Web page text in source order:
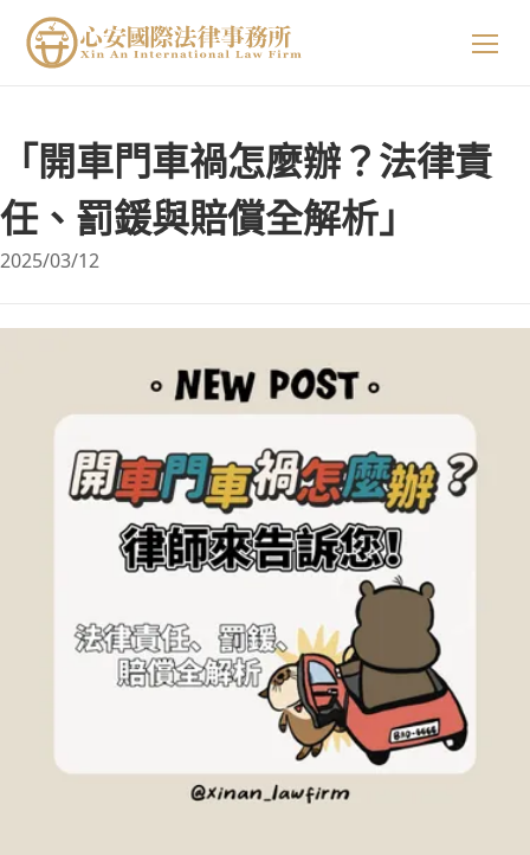
關於我們
黃欣安 主持律師
吳郁婷 主持律師
專業領域
生活小常識
立即諮詢
「開車門車禍怎麼辦？法律責
任、罰鍰與賠償全解析」
2025/03/12